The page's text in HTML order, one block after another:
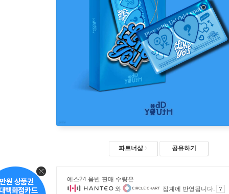
파트너샵 공유하기
예스24 음반 판매 수량은
와
집계에 반영됩니다.